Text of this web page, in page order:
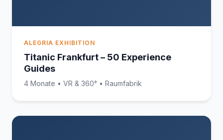
ALEGRIA EXHIBITION
Titanic Frankfurt – 50 Experience
Guides
4 Monate • VR & 360° • Raumfabrik